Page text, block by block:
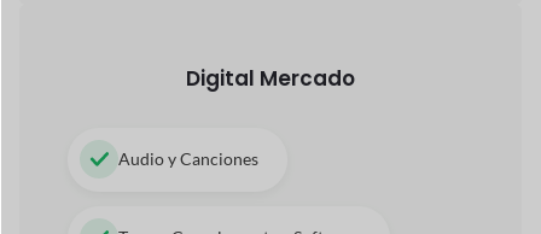
Mercado basado en servicios